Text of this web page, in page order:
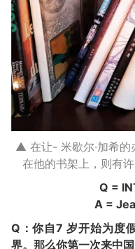
▲ 在让- 米歇尔·加希的
在他的书架上，则有
Q =
A =
Q：你自7 岁开始为度
界。那么你第一次来中